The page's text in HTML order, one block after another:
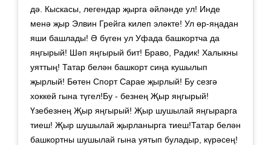
дә. Кыскасы, легендар җырга әйләнде ул! Инде
менә җыр Элвин Грейга килеп эләкте! Ул өр-яңадан
яши башлады! Ә бүген ул Уфада башкортча да
яңгырый! Шәп яңгырый бит! Браво, Радик! Халыкны
уяттың! Татар белән башкорт сиңа кушылып
җырлый! Бөтен Спорт Сарае җырлый! Бу сезгә
хоккей гына түгел!Бу - безнең Җыр яңгырый!
Үзебезнең Җыр яңгырый! Җыр шушылай яңгырарга
тиеш! Җыр шушылай җырланырга тиеш!Татар белән
башкортны шушылай гына уятып буладыр, күрәсең!